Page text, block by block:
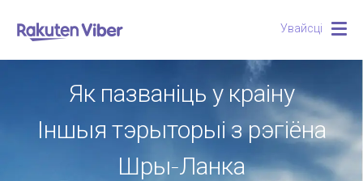
Увайсці
Як пазваніць у краіну
Іншыя тэрыторыі з рэгіёна
Шры-Ланка